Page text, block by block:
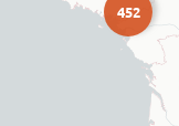
452